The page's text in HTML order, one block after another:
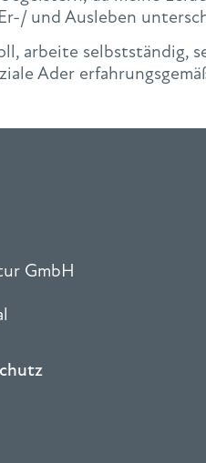
und Ausleben
arbeite selbstständig,
Ader
GmbH